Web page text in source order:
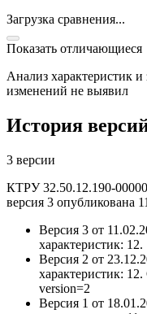
Загрузка сравнения...
Показать отличающиеся
Анализ характеристик
изменений не выявил
История
3 версии
КТРУ 32.50.12.190-
версия 3 опубликована
Версия 3 от
характеристик: 12.
Версия 2 от
характеристик: 12.
version=2
Версия 1 от